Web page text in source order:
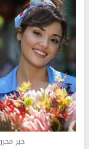
خبر